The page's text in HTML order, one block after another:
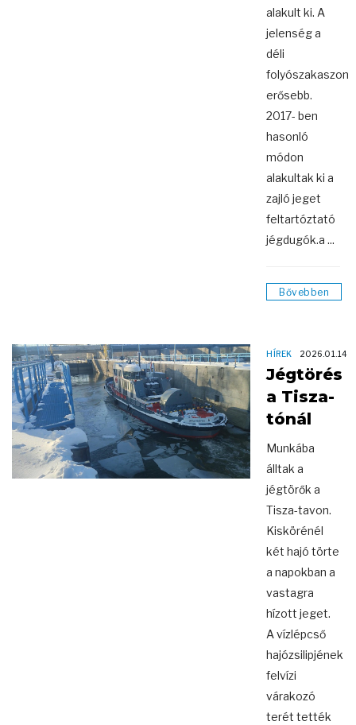
alakult ki. A
jelenség a
déli
folyószakaszon
erősebb.
2017- ben
hasonló
módon
alakultak ki a
zajló jeget
feltartóztató
jégdugók.a ...
Bővebben
HÍREK 2026.01.14
Jégtörés
a Tisza-
tónál
Munkába
álltak a
jégtörők a
Tisza-tavon.
Kiskörénél
két hajó törte
a napokban a
vastagra
hízott jeget.
A vízlépcső
hajózsilipjének
felvízi
várakozó
terét tették